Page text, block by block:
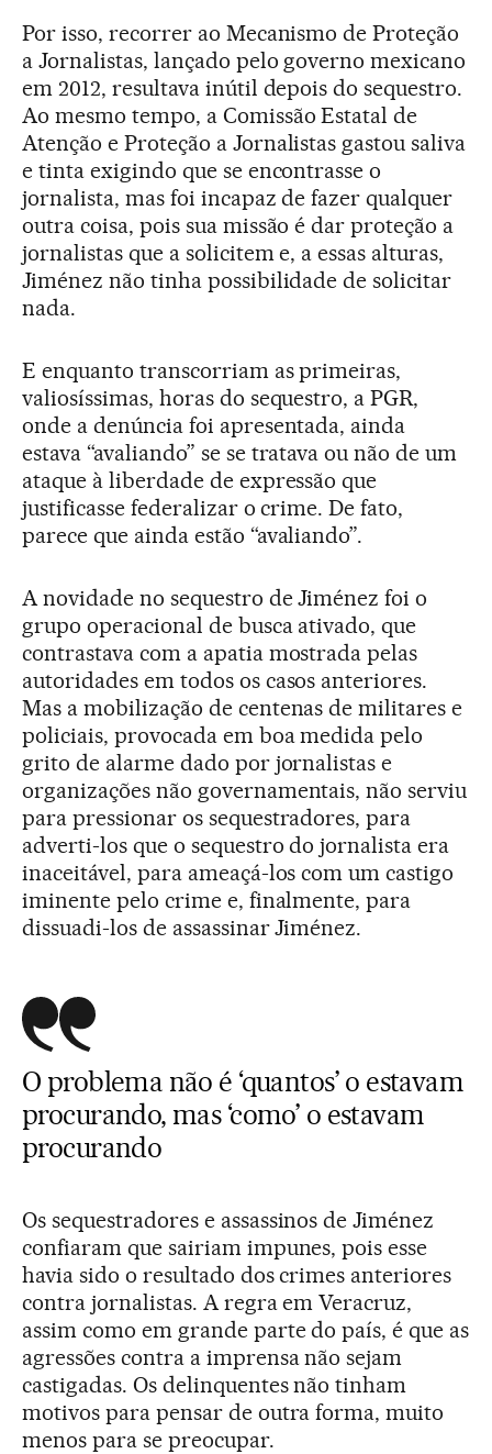
Por isso, recorrer ao Mecanismo de Proteção
a Jornalistas, lançado pelo governo mexicano
em 2012, resultava inútil depois do sequestro.
Ao mesmo tempo, a Comissão Estatal de
Atenção e Proteção a Jornalistas gastou saliva
e tinta exigindo que se encontrasse o
jornalista, mas foi incapaz de fazer qualquer
outra coisa, pois sua missão é dar proteção a
jornalistas que a solicitem e, a essas alturas,
Jiménez não tinha possibilidade de solicitar
nada.
E enquanto transcorriam as primeiras,
valiosíssimas, horas do sequestro, a PGR,
onde a denúncia foi apresentada, ainda
estava “avaliando” se se tratava ou não de um
ataque à liberdade de expressão que
justificasse federalizar o crime. De fato,
parece que ainda estão “avaliando”.
A novidade no sequestro de Jiménez foi o
grupo operacional de busca ativado, que
contrastava com a apatia mostrada pelas
autoridades em todos os casos anteriores.
Mas a mobilização de centenas de militares e
policiais, provocada em boa medida pelo
grito de alarme dado por jornalistas e
organizações não governamentais, não serviu
para pressionar os sequestradores, para
adverti-los que o sequestro do jornalista era
inaceitável, para ameaçá-los com um castigo
iminente pelo crime e, finalmente, para
dissuadi-los de assassinar Jiménez.
O problema não é ‘quantos’ o estavam
procurando, mas ‘como’ o estavam
procurando
Os sequestradores e assassinos de Jiménez
confiaram que sairiam impunes, pois esse
havia sido o resultado dos crimes anteriores
contra jornalistas. A regra em Veracruz,
assim como em grande parte do país, é que as
agressões contra a imprensa não sejam
castigadas. Os delinquentes não tinham
motivos para pensar de outra forma, muito
menos para se preocupar.